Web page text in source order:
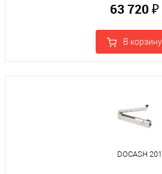
63 720 ₽
В корзину
DOCASH